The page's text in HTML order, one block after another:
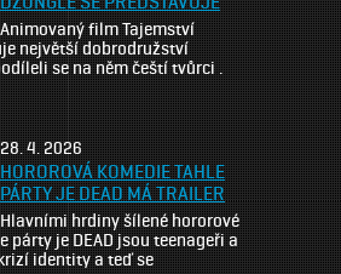
debut […]
Animovaný film Tajemství
největší dobrodružství
se na něm čeští tvůrci .
je hlavní hrdinkou
filmu Tajemství
zažije se svým bratříčkem a
kamarády
prázdninové
uprostřed amazonského
kin vstoupí 27. srpna,
bude mít světovou
28. 4. 2026
HOROROVÁ KOMEDIE TAHLE
PÁRTY JE DEAD MÁ TRAILER
Hlavními hrdiny šílené hororové
párty je DEAD jsou teenageři a
identity a teď se